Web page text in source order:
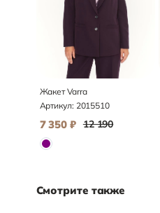
Жакет Varra
Артикул: 2015510
7 350 ₽ 12 190
Смотрите также